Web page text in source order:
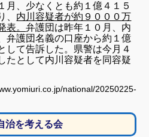
、少なくとも約１億４１５
、 内川容疑者が約９０００万
表。弁護団は昨年１０月、内
弁護団名義の口座から約１億
して告訴した。県警は今月４
たとして内川容疑者を同容疑
national/20250225-
治を考える会